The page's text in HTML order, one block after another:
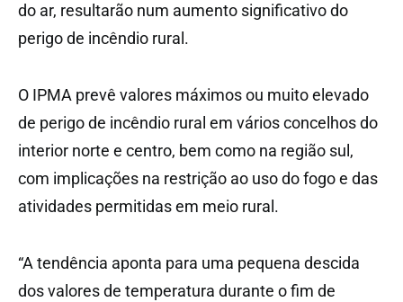
do ar, resultarão num aumento significativo do
perigo de incêndio rural.
O IPMA prevê valores máximos ou muito elevado
de perigo de incêndio rural em vários concelhos do
interior norte e centro, bem como na região sul,
com implicações na restrição ao uso do fogo e das
atividades permitidas em meio rural.
“A tendência aponta para uma pequena descida
dos valores de temperatura durante o fim de